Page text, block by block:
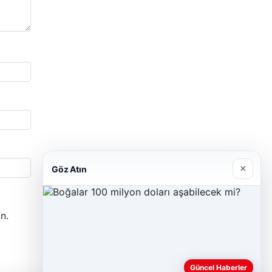
Göz Atın ×
Güncel Haberler